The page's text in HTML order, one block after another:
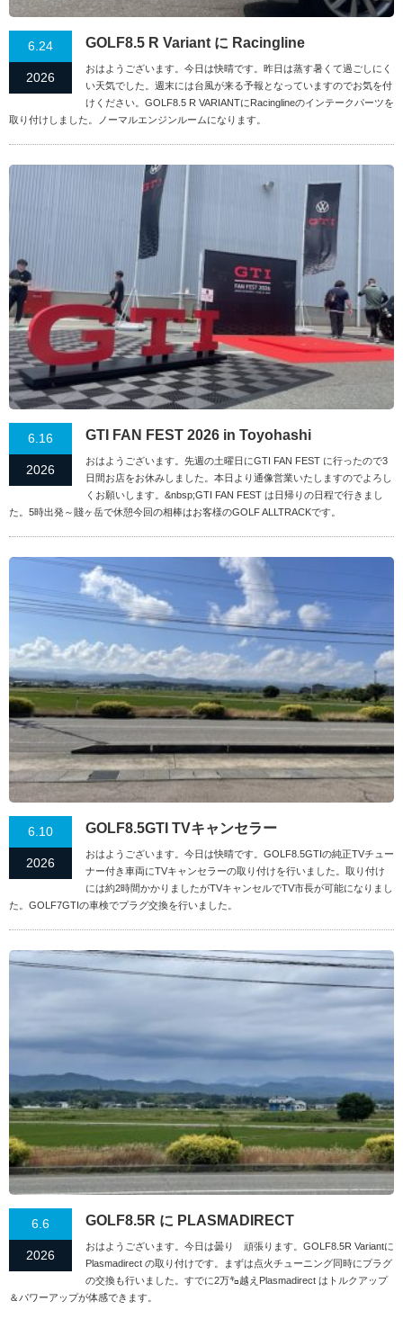
6.24
2026
GOLF8.5 R Variant に Racingline
おはようございます。今日は快晴です。昨日は蒸す暑くて過ごしにく
い天気でした。週末には台風が来る予報となっていますのでお気を付
けください。GOLF8.5 R VARIANTにRacinglineのインテークパーツを
取り付けしました。ノーマルエンジンルームになります。
6.16
2026
GTI FAN FEST 2026 in Toyohashi
おはようございます。先週の土曜日にGTI FAN FEST に行ったので3
日間お店をお休みしました。本日より通像営業いたしますのでよろし
くお願いします。&nbsp;GTI FAN FEST は日帰りの日程で行きまし
た。5時出発～賤ヶ岳で休憩今回の相棒はお客様のGOLF ALLTRACKです。
6.10
2026
GOLF8.5GTI TVキャンセラー
おはようございます。今日は快晴です。GOLF8.5GTIの純正TVチュー
ナー付き車両にTVキャンセラーの取り付けを行いました。取り付け
には約2時間かかりましたがTVキャンセルでTV市長が可能になりまし
た。GOLF7GTIの車検でプラグ交換を行いました。
6.6
2026
GOLF8.5R に PLASMADIRECT
おはようございます。今日は曇り 頑張ります。GOLF8.5R Variantに
Plasmadirect の取り付けです。まずは点火チューニング同時にプラグ
の交換も行いました。すでに2万㌔越えPlasmadirect はトルクアップ
＆パワーアップが体感できます。